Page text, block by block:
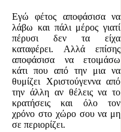
Εγώ φέτος αποφάσισα να
λάβω και πάλι μέρος γιατί
πέρυσι δεν τα είχα
καταφέρει. Aλλά επίσης
αποφάσισα να ετοιμάσω
κάτι που από την μια να
θυμίζει Χριστούγεννα από
την άλλη αν θέλεις να το
κρατήσεις και όλο τον
χρόνο στο χώρο σου να μη
σε περιορίζει.